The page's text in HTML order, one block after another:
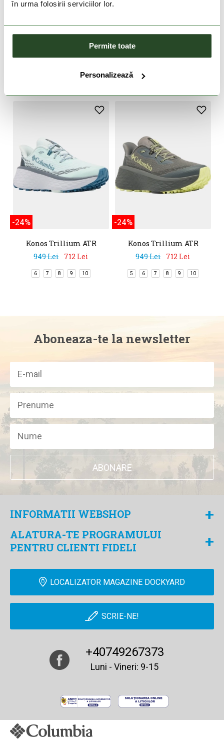
în urma folosirii serviciilor lor.
Permite toate
Personalizează
-10%
Montrail Trinity FKT
10
-24%
-24%
Konos Trillium ATR
949 Lei 712 Lei
6 7 8 9 10
-24%
Konos Trillium ATR
949 Lei 712 Lei
5 6 7 8 9 10
Aboneaza-te la newsletter
ABONARE
INFORMATII WEBSHOP +
ALATURA-TE PROGRAMULUI
PENTRU CLIENTI FIDELI
+
LOCALIZATOR MAGAZINE DOCKYARD
+40749267373
Luni - Vineri: 9-15
SCRIE-NE!